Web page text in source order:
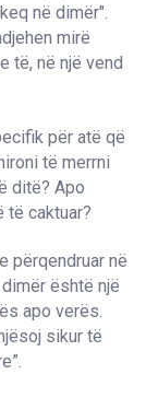
në dimër".
mirë
të, në një vend
për atë që
të merrni
ditë? Apo
të caktuar?
përqendruar në
është një
apo verës.
sikur të